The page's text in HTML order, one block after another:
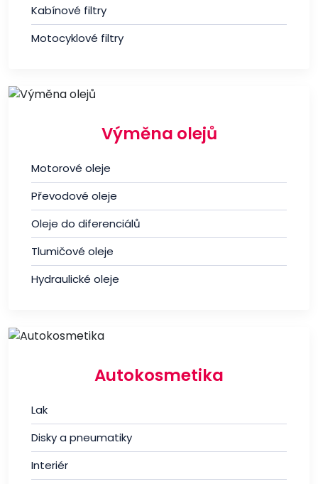
Kabínové filtry
Motocyklové filtry
Výměna olejů
Motorové oleje
Převodové oleje
Oleje do diferenciálů
Tlumičové oleje
Hydraulické oleje
Autokosmetika
Lak
Disky a pneumatiky
Interiér